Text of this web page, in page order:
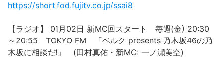
https://short.fod.fujitv.co.jp/ssai8
【ラジオ】 01月02日 新MC回スタート 毎週(金) 20:30
～20:55 TOKYO FM 「ベルク presents 乃木坂46の乃
木坂に相談だ!」 (田村真佑・新MC: 一ノ瀬美空)